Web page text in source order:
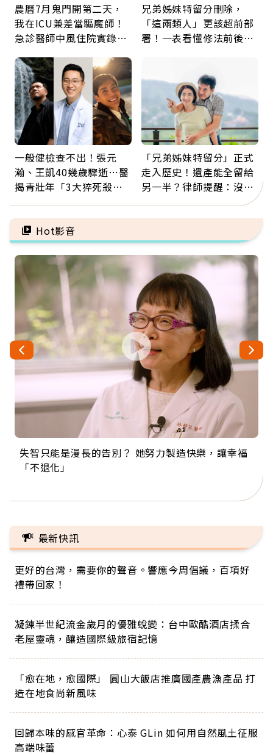
農曆7月鬼門開第二天，
我在ICU兼差當驅魔師！
急診醫師中風住院實錄：
兄弟姊妹特留分刪除，
「這兩類人」更該超前部
署！一表看懂修法前後差
一般健檢查不出！張元
瀚、王凱40幾歲驟逝…醫
揭青壯年「3大猝死殺
雷
「兄弟姊妹特留分」正式
走入歷史！遺產能全留給
另一半？律師提醒：沒做
Hot影音
失智只能是漫長的告別？ 她努力製造快樂，讓幸福
「不退化」
來自剛果的巧克力神父 為台灣奉獻36年 「台灣是我
的家，我連作夢都講台語！」
63歲卸矽谷副總、搬回台灣找快樂！「蛋黃哥小
丑」走進安養院，逗樂上萬爺奶：退休後才開始真
104歲打破金氏世界紀錄 成為全球最年長羽球選
手，分享長壽的秘密原來是「這個」
事業巔峰他選擇追夢…黑手阿伯拉小提琴還登上小
巨蛋！連CNN都大讚！
最新快訊
更好的台灣，需要你的聲音。響應今周倡議，百項好
禮帶回家！
凝鍊半世紀流金歲月的優雅蛻變：台中歐酷酒店揉合
老屋靈魂，釀造國際級旅宿記憶
「愈在地，愈國際」 圓山大飯店推廣國產農漁產品 打
造在地食尚新風味
回歸本味的感官革命：心泰 GLin 如何用自然風土征服
高端味蕾